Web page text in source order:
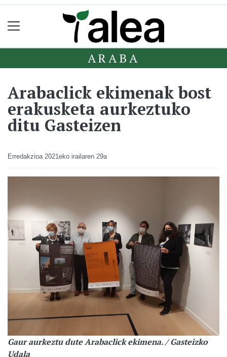
ARABA
Arabaclick ekimenak bost
erakusketa aurkeztuko
ditu Gasteizen
Erredakzioa 2021eko irailaren 29a
Gaur aurkeztu dute Arabaclick ekimena. / Gasteizko
Udala